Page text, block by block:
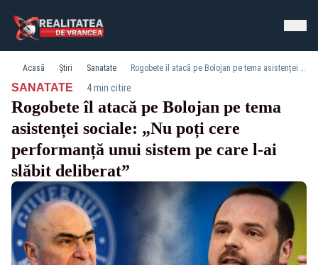
Acasă Știri Sanatate Rogobete îl atacă pe Bolojan pe tema asistenței sociale: „Nu poți cere performanță unui sistem pe care l-ai slăbit deliberat”
SANATATE· 4 min citire
Rogobete îl atacă pe Bolojan pe tema
asistenței sociale: „Nu poți cere
performanță unui sistem pe care l-ai
slăbit deliberat”